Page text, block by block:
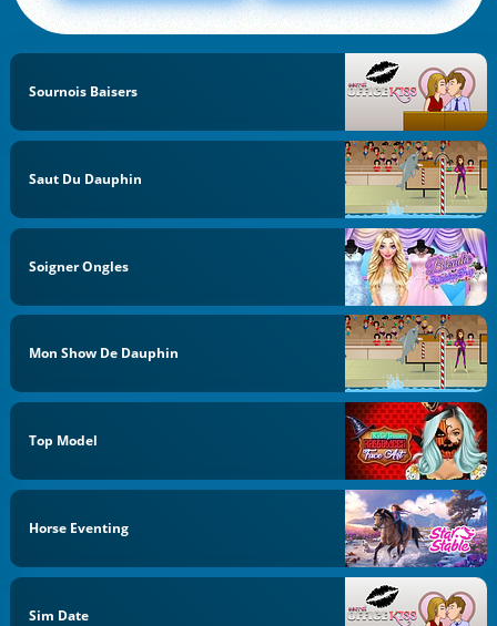
Sournois Baisers
Saut Du Dauphin
Soigner Ongles
Mon Show De Dauphin
Top Model
Horse Eventing
Sim Date